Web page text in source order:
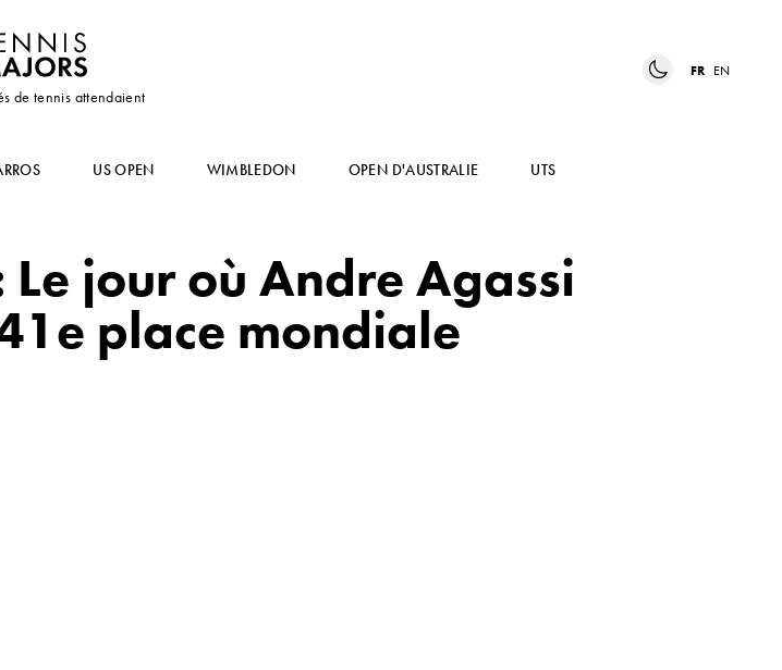
de tennis attendaient
FR EN
US OPEN WIMBLEDON OPEN D'AUSTRALIE UTS
jour où Andre Agassi
place mondiale